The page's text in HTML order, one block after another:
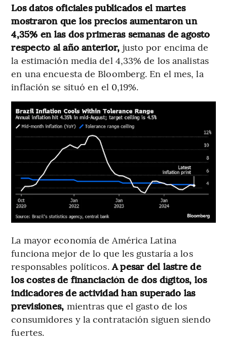
Los datos oficiales publicados el martes
mostraron que los precios aumentaron un
4,35% en las dos primeras semanas de agosto
respecto al año anterior, justo por encima de
la estimación media del 4,33% de los analistas
en una encuesta de Bloomberg. En el mes, la
inflación se situó en el 0,19%.
La mayor economía de América Latina
funciona mejor de lo que les gustaría a los
responsables políticos.A pesar del lastre de
los costes de financiación de dos dígitos, los
indicadores de actividad han superado las
previsiones, mientras que el gasto de los
consumidores y la contratación siguen siendo
fuertes.